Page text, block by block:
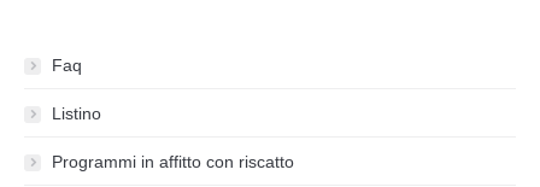
Faq
Listino
Programmi in affitto con riscatto